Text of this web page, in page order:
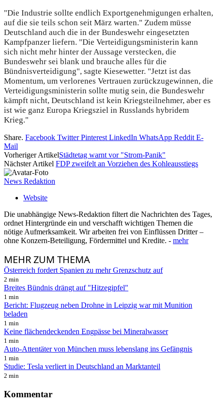
"Die Industrie sollte endlich Exportgenehmigungen erhalten,
auf die sie teils schon seit März warten." Zudem müsse
Deutschland auch die in der Bundeswehr eingesetzten
Kampfpanzer liefern. "Die Verteidigungsministerin kann
sich nicht mehr hinter der Aussage verstecken, die
Bundeswehr sei blank und brauche alles für die
Bündnisverteidigung", sagte Kiesewetter. "Jetzt ist das
Momentum, um verlorenes Vertrauen zurückzugewinnen, die
Verteidigungsministerin sollte mutig sein, die Bundeswehr
kämpft nicht, Deutschland ist kein Kriegsteilnehmer, aber es
ist wie ganz Europa Kriegsziel in Russlands hybridem
Krieg."
Share. Facebook Twitter Pinterest LinkedIn WhatsApp Reddit E-
Mail
Vorheriger ArtikelStädtetag warnt vor "Strom-Panik"
Nächster Artikel FDP zweifelt an Vorziehen des Kohleausstiegs
News Redaktion
Website
Die unabhängige News-Redaktion filtert die Nachrichten des Tages,
ordnet Hintergründe ein und verschafft wichtigen Themen die
nötige Aufmerksamkeit. Wir arbeiten frei von Einflüssen Dritter –
ohne Konzern-Beteiligung, Fördermittel und Kredite. - mehr
MEHRZUM THEMA
Österreich fordert Spanien zu mehr Grenzschutz auf
2 min
Breites Bündnis drängt auf "Hitzegipfel"
1 min
Bericht: Flugzeug neben Drohne in Leipzig war mit Munition
beladen
1 min
Keine flächendeckenden Engpässe bei Mineralwasser
1 min
Auto-Attentäter von München muss lebenslang ins Gefängnis
1 min
Studie: Tesla verliert in Deutschland an Marktanteil
2 min
Kommentar